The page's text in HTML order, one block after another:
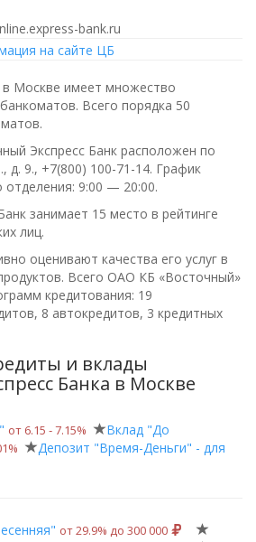
bank.ru
на сайте ЦБ
Москве имеет множество
Всего порядка 50
Экспресс Банк расположен по
д. 9., +7(800) 100-71-14. График
отделения: 9:00 — 20:00.
занимает 15 место в рейтинге
лиц.
оценивают качества его услуг в
Всего ОАО КБ «Восточный»
кредитования: 19
8 автокредитов, 3 кредитных
и вклады
Банка в Москве
от 6.15 ‑ 7.15%
Вклад "До
Депозит "Время-Деньги" - для
от 29.9% до 300 000